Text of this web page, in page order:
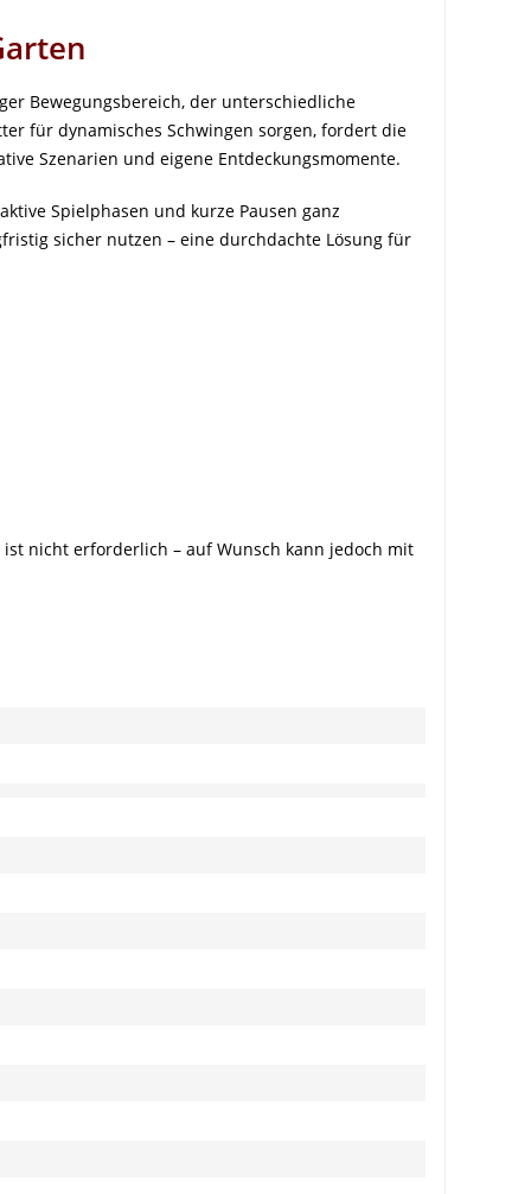
Bewegungsbereich, der unterschiedliche
für dynamisches Schwingen sorgen, fordert die
Szenarien und eigene Entdeckungsmomente.
Spielphasen und kurze Pausen ganz
sicher nutzen – eine durchdachte Lösung für
nicht erforderlich – auf Wunsch kann jedoch mit